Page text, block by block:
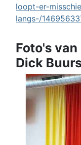
loopt-er-
langs-/
Foto's
Dick